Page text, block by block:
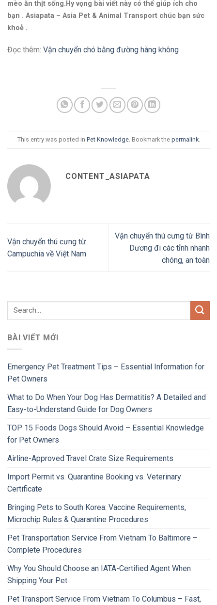
mèo ăn thịt sống.Hy vọng bài viết này có thể giúp ích cho
bạn . Asiapata – Asia Pet & Animal Transport chúc bạn sức
khoẻ .
Đọc thêm: Vận chuyển chó bằng đường hàng không
This entry was posted in Pet Knowledge. Bookmark the permalink.
CONTENT_ASIAPATA
Vận chuyển thú cưng từ
Campuchia về Việt Nam
Vận chuyển thú cưng từ Bình
Dương đi các tỉnh nhanh
chóng, an toàn
BÀI VIẾT MỚI
Emergency Pet Treatment Tips – Essential Information for
Pet Owners
What to Do When Your Dog Has Dermatitis? A Detailed and
Easy-to-Understand Guide for Dog Owners
TOP 15 Foods Dogs Should Avoid – Essential Knowledge
for Pet Owners
Airline-Approved Travel Crate Size Requirements
Import Permit vs. Quarantine Booking vs. Veterinary
Certificate
Bringing Pets to South Korea: Vaccine Requirements,
Microchip Rules & Quarantine Procedures
Pet Transportation Service From Vietnam To Baltimore –
Complete Procedures
Why You Should Choose an IATA-Certified Agent When
Shipping Your Pet
Pet Transport Service From Vietnam To Columbus – Fast,